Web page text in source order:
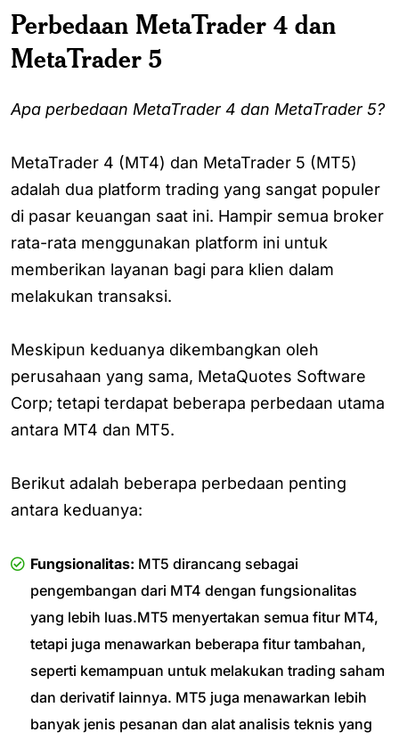
Perbedaan MetaTrader 4 dan
MetaTrader 5
Apa perbedaan MetaTrader 4 dan MetaTrader 5?
MetaTrader 4 (MT4) dan MetaTrader 5 (MT5)
adalah dua platform trading yang sangat populer
di pasar keuangan saat ini. Hampir semua broker
rata-rata menggunakan platform ini untuk
memberikan layanan bagi para klien dalam
melakukan transaksi.
Meskipun keduanya dikembangkan oleh
perusahaan yang sama, MetaQuotes Software
Corp; tetapi terdapat beberapa perbedaan utama
antara MT4 dan MT5.
Berikut adalah beberapa perbedaan penting
antara keduanya:
Fungsionalitas: MT5 dirancang sebagai
pengembangan dari MT4 dengan fungsionalitas
yang lebih luas.MT5 menyertakan semua fitur MT4,
tetapi juga menawarkan beberapa fitur tambahan,
seperti kemampuan untuk melakukan trading saham
dan derivatif lainnya. MT5 juga menawarkan lebih
banyak jenis pesanan dan alat analisis teknis yang